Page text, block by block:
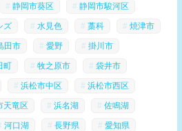
静岡市葵区 静岡市駿河区
ズ 水見色 藁科 焼津市
田市 愛野 掛川市
町 牧之原市 袋井市
浜松市中区 浜松市西区
天竜区 浜名湖 佐鳴湖
河口湖 長野県 愛知県